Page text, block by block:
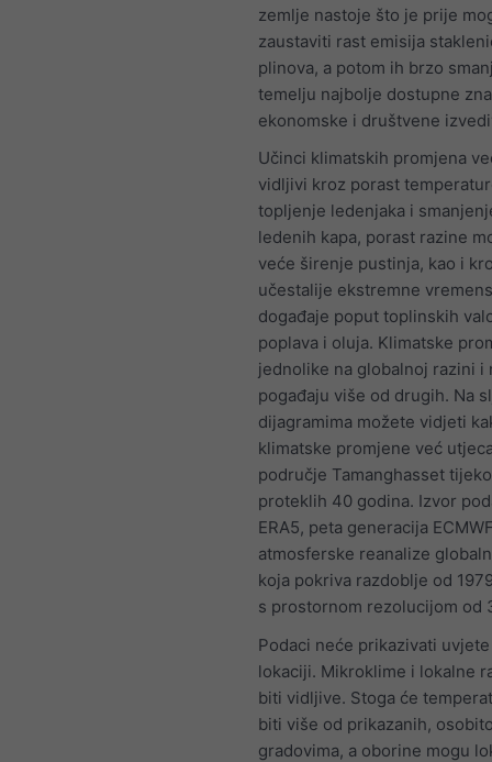
zemlje nastoje što je prije
zaustaviti rast emisija
plinova, a potom ih brzo
temelju najbolje dostupne
ekonomske i društvene
Učinci klimatskih promjena
vidljivi kroz porast
topljenje ledenjaka i
ledenih kapa, porast razine
veće širenje pustinja, kao i
učestalije ekstremne
događaje poput toplinskih
poplava i oluja. Klimatske
jednolike na globalnoj razini i
pogađaju više od drugih. Na
dijagramima možete vidjeti
klimatske promjene već
područje Tamanghasset
proteklih 40 godina. Izvor
ERA5, peta generacija
atmosferske reanalize
koja pokriva razdoblje od
s prostornom rezolucijom od
Podaci neće prikazivati
lokaciji. Mikroklime i lokalne
biti vidljive. Stoga će
biti više od prikazanih,
gradovima, a oborine mogu